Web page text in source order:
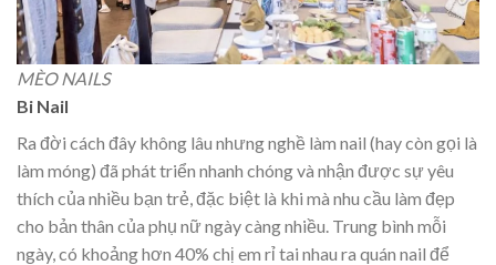
MÈO NAILS
Bi Nail
Ra đời cách đây không lâu nhưng nghề làm nail (hay còn gọi là
làm móng) đã phát triển nhanh chóng và nhận được sự yêu
thích của nhiều bạn trẻ, đặc biệt là khi mà nhu cầu làm đẹp
cho bản thân của phụ nữ ngày càng nhiều. Trung bình mỗi
ngày, có khoảng hơn 40% chị em rỉ tai nhau ra quán nail để